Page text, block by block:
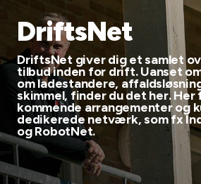
MitBL
DriftsNet
DriftsNet giver dig et samlet
tilbud inden for drift. Uanset
om ladestandere,
skimmel, finder du det her. Her
kommende arrangementer og
dedikerede netværk, som fx
og RobotNet.